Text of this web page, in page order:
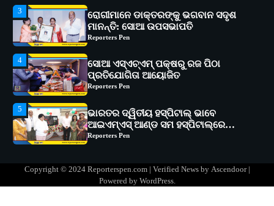
4
ସୋଆ ଏସ୍‌ଏଚ୍‌ଏମ୍ ପକ୍ଷରୁ ରଜ ପିଠା
ପ୍ରତିଯୋଗିତା ଆୟୋଜିତ
Reporters Pen
5
ଭାରତର ଦ୍ୱିତୀୟ ହସ୍ପିଟାଲ୍ ଭାବେ
ଆଇଏମ୍‌ଏସ୍ ଆଣ୍ଡ ସମ ହସ୍ପିଟାଲ୍‌ରେ
ଅତ୍ୟାଧୁନିକ ଡିଜିସ୍କାନର ସ୍ଥାପନ
Reporters Pen
1
ସୋଆ ପକ୍ଷରୁ ରାୱେ କାର୍ଯ୍ୟକ୍ରମ ଅଧୀନରେ
୧୧ଟି ଗ୍ରାମରେ ୧୬ଟି କୃଷକ ପ୍ରଶିକ୍ଷଣ
କାର୍ଯ୍ୟକ୍ରମ ଆୟୋଜିତ
Reporters Pen
ବିଶ୍ୱବିଦ୍ୟାଳୟର ସଫଳତା, ଉତ୍କର୍ଷତା ଓ
ଅଗ୍ରଗତିର ସ୍ମୃତିଚାରଣ
Reporters Pen
Copyright © 2024 Reporterspen.com | Verified News by Ascendoor|
Powered by WordPress.